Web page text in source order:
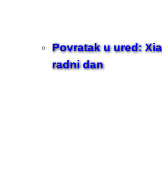
Povratak u ured:
radni dan